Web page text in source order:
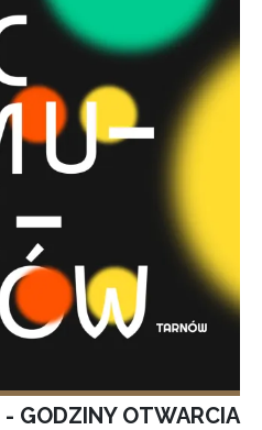
GODZINY OTWARCIA